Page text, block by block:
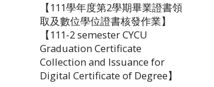
【111學年度第2學期畢業證書領
取及數位學位證書核發作業】
【111-2 semester CYCU
Graduation Certificate
Collection and Issuance for
Digital Certificate of Degree】